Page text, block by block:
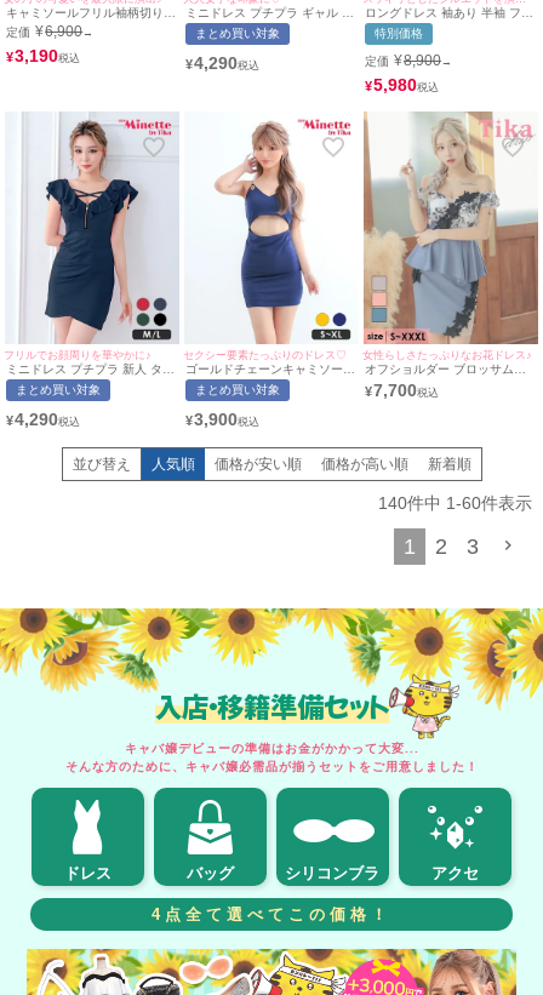
キャミソールフリル袖柄切り替
えギンガムチェックフレアミニ
ドレス (Sサイズ～ XXXXLサイ
ズ) (聖菜/キャバドレス着用)
[Tika/ティカ]
定価 ¥6,900→
¥3,190
ミニドレス プチプラ ギャル タ
イト ホルターネック ラウンジ
低身長 谷間 背中魅せ リボン
ンプル ネイビー キャバドレス
まとめ買い対象
¥4,290
ロングドレス 袖あり 半袖 フレ
アスリーブ カシュクール 谷間
シフォン ペプラム バイカラー
ストレッチ お腹カバー 下着の
まま スリット 高身長 タイト
大きいサイズ XL XXL 4L 白 ブ
ルー キャバドレス (黒嵜菜々子
カ]
特別価格
定価 ¥8,900→
¥5,980
フリルでお顔周りを華やかに♪
ミニドレス プチプラ 新人 タイ
ト 半袖 低身長 谷間 フリル袖
ネイビー キャバドレス (せいせ
myMinette/マイミネット
まとめ買い対象
¥4,290
セクシー要素たっぷりのドレス♡
ゴールドチェーンキャミソール
ウエストカットプチプラタイト
ミニドレス (S~XLサイズ)(今井
用)[myMinette/マイミネット]
まとめ買い対象
¥3,900
女性らしさたっぷりなお花ドレス♪
オフショルダー ブロッサム刺
繍レース バストシースルー ペ
プラム 谷間魅せ タイトミニド
¥7,700
並び替え 人気順 価格が安い順 価格が高い順 新着順
140件中 1-60件表示
1 2 3
入店・移籍準備セット
キャバ嬢デビューの準備はお金がかかって大変...
そんな方のために、キャバ嬢必需品が揃うセットをご用意しました！
ドレス バッグ シリコンブラ アクセ
4点全て選べてこの価格！